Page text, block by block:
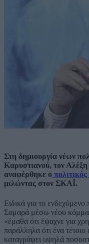
Στη δημιουργία νέων
Καρυστιανού, τον
αναφέρθηκε ο
μιλώντας στον ΣΚΑΪ.
Ειδικά για το
Σαμαρά μέσω νέου
«έμαθα ότι έψαχνε για
παράλληλα ότι ένα
καταγράψει υψηλά